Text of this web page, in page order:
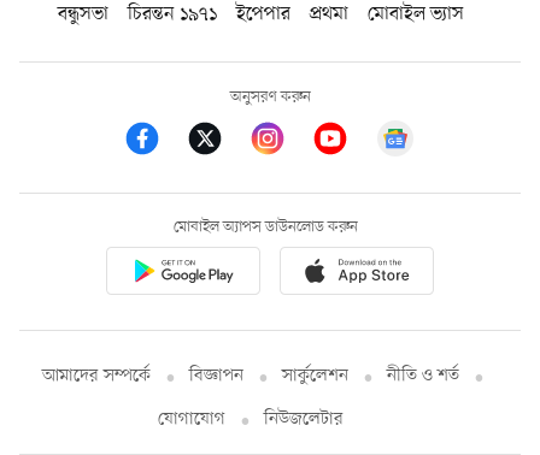
বন্ধুসভা
চিরন্তন ১৯৭১ ইপেপার প্রথমা মোবাইল ভ্যাস
অনুসরণ করুন
মোবাইল অ্যাপস ডাউনলোড করুন
আমাদের সম্পর্কে বিজ্ঞাপন সার্কুলেশন
নীতি ও শর্ত
যোগাযোগ
নিউজলেটার